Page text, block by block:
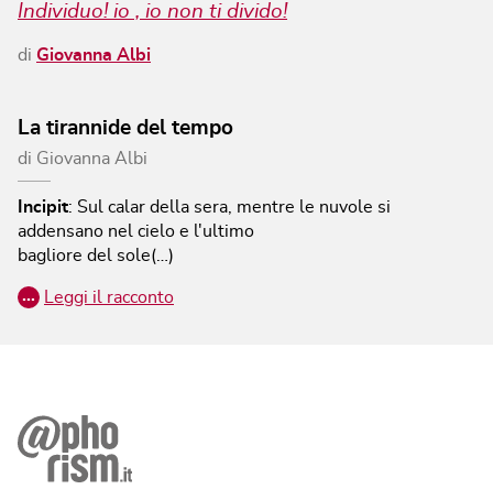
Individuo! io , io non ti divido!
di Giovanna Albi
La tirannide del tempo
di Giovanna Albi
Incipit: Sul calar della sera, mentre le nuvole si
addensano nel cielo e l'ultimo
bagliore del sole(…)
… Leggi il racconto